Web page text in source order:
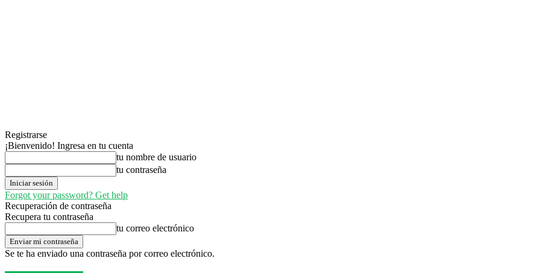
Registrarse
¡Bienvenido! Ingresa en tu cuenta
tu nombre de usuario
tu contraseña
Forgot your password? Get help
Recuperación de contraseña
Recupera tu contraseña
tu correo electrónico
Se te ha enviado una contraseña por correo electrónico.